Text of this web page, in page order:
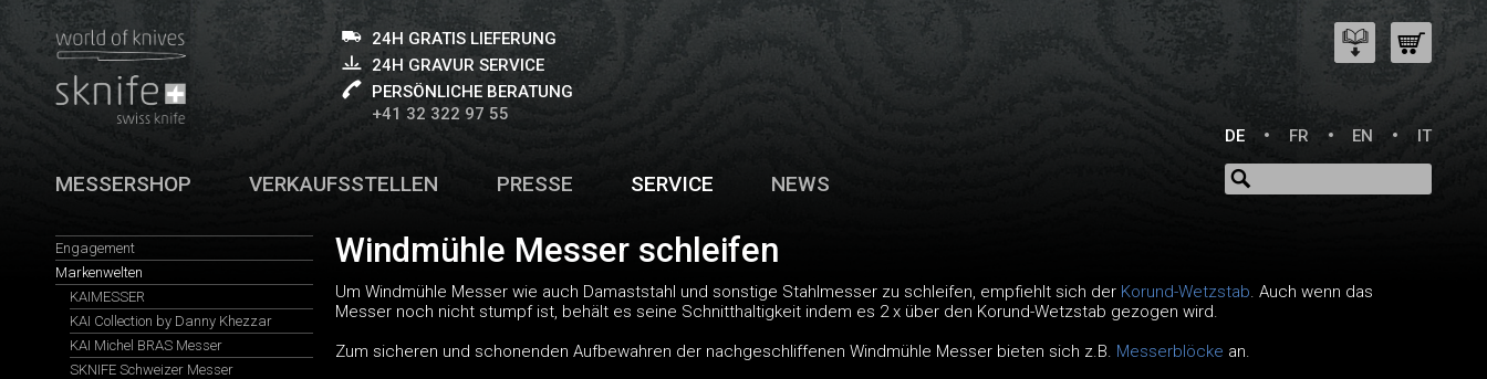
24H GRATIS LIEFERUNG
24H GRAVUR SERVICE
PERSÖNLICHE BERATUNG
+41 32 322 97 55
DE
FR EN IT
MESSERSHOP VERKAUFSSTELLEN PRESSE SERVICE NEWS
Engagement
Markenwelten
KAIMESSER
KAI Collection by Danny Khezzar
KAI Michel BRAS Messer
SKNIFE Schweizer Messer
Windmühle Messer schleifen
Um Windmühle Messer wie auch Damaststahl und sonstige Stahlmesser zu schleifen, empfiehlt sich der Korund-Wetzstab. Auch wenn das
Messer noch nicht stumpf ist, behält es seine Schnitthaltigkeit indem es 2 x über den Korund-Wetzstab gezogen wird.
Zum sicheren und schonenden Aufbewahren der nachgeschliffenen Windmühle Messer bieten sich z.B. Messerblöcke an.